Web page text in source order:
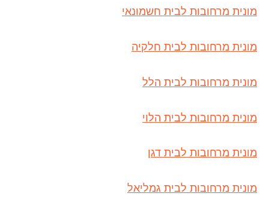
מונית מרחובות לבית חשמונאי
מונית מרחובות לבית חלקיה
מונית מרחובות לבית הלל
מונית מרחובות לבית הלוי
מונית מרחובות לבית דגן
מונית מרחובות לבית גמליאל